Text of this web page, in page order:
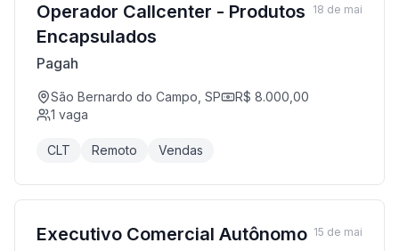
Operador Callcenter - Produtos
Encapsulados
Pagah
São Bernardo do Campo, SP
R$ 8.000,00
1 vaga
CLT Remoto Vendas
18 de mai
Executivo Comercial Autônomo 15 de mai